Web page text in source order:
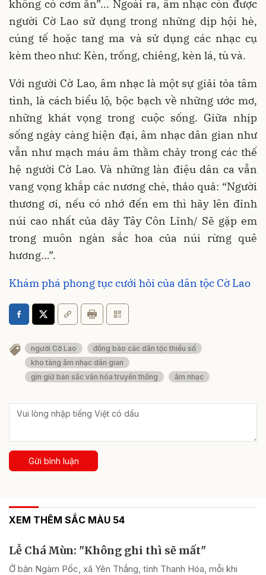
không có cơm ăn”... Ngoài ra, âm nhạc còn được
người Cờ Lao sử dụng trong những dịp hội hè,
cúng tế hoặc tang ma và sử dụng các nhạc cụ
kèm theo như: Kèn, trống, chiêng, kèn lá, tù và.
Với người Cờ Lao, âm nhạc là một sự giải tỏa tâm
tình, là cách biểu lộ, bộc bạch về những ước mơ,
những khát vọng trong cuộc sống. Giữa nhịp
sống ngày càng hiện đại, âm nhạc dân gian như
vẫn như mạch máu âm thầm chảy trong các thế
hệ người Cờ Lao. Và những làn điệu dân ca vẫn
vang vọng khắp các nương chè, thảo quả: “Người
thương ơi, nếu có nhớ đến em thì hãy lên đỉnh
núi cao nhất của dãy Tây Côn Lĩnh/ Sẽ gặp em
trong muôn ngàn sắc hoa của núi rừng quê
hương…”.
Khám phá phong tục cưới hỏi của dân tộc Cờ Lao
người Cờ Lao
đồng bào các dân tộc thiểu số
kho tàng âm nhạc dân gian
gìn giữ bản sắc văn hóa truyền thống
âm nhạc
Gửi bình luận
XEM THÊM SẮC MÀU 54
Lễ Chá Mùn: "Không ghi thì sẽ mất"
Ở bản Ngàm Pốc, xã Yên Thắng, tỉnh Thanh Hóa, mỗi khi